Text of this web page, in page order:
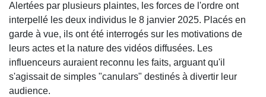
Alertées par plusieurs plaintes, les forces de l'ordre ont
interpellé les deux individus le 8 janvier 2025. Placés en
garde à vue, ils ont été interrogés sur les motivations de
leurs actes et la nature des vidéos diffusées. Les
influenceurs auraient reconnu les faits, arguant qu'il
s'agissait de simples "canulars" destinés à divertir leur
audience.